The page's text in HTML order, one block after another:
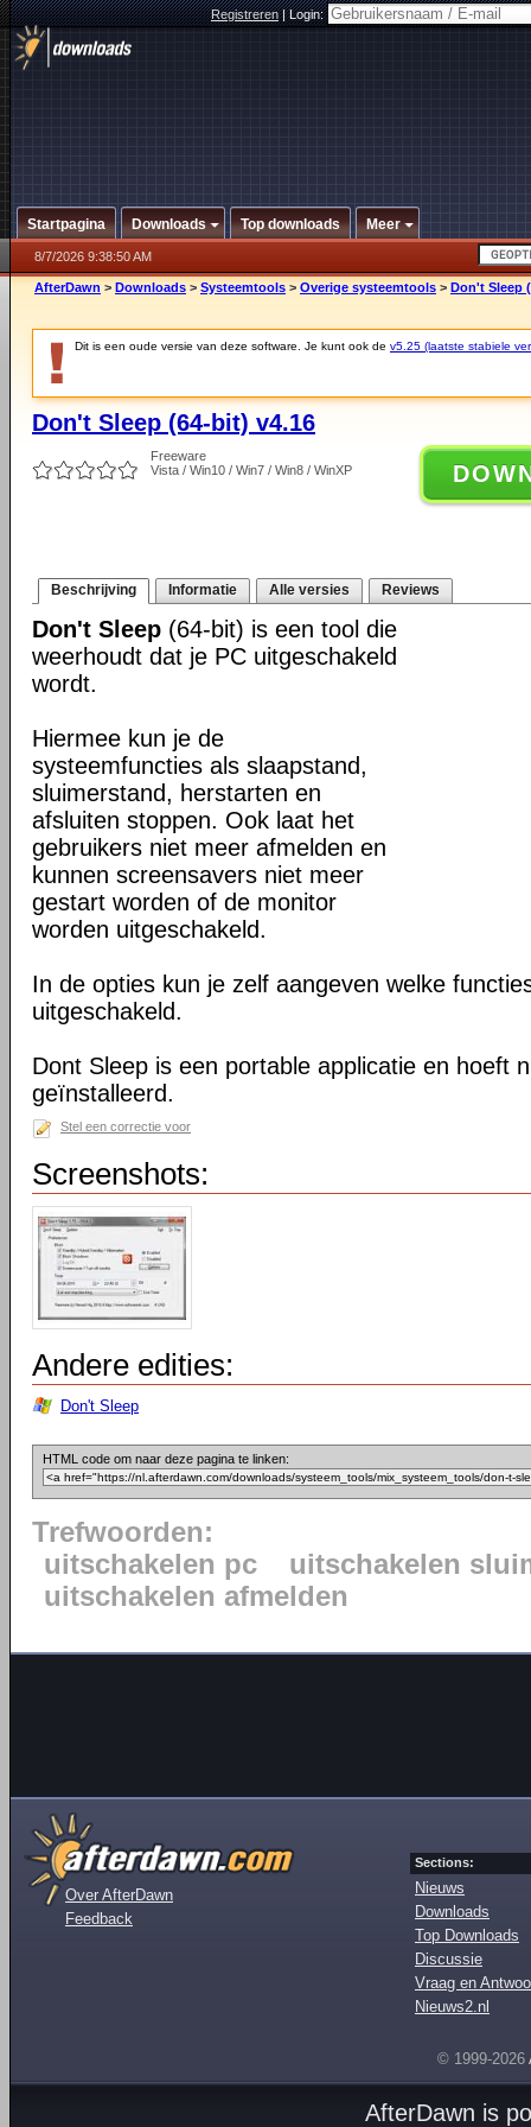
Registreren|Login:
Startpagina Downloads Top downloads Meer
8/7/2026 9:38:50 AM
AfterDawn > Downloads > Systeemtools > Overige systeemtools > Don't Sleep
Dit is een oude versie van deze software. Je kunt ook de v5.25 (laatste stabiele
Don't Sleep (64-bit) v4.16
Freeware
Vista / Win10 / Win7 / Win8 / WinXP
Beschrijving Informatie Alle versies Reviews
Don't Sleep (64-bit) is een tool die
weerhoudt dat je PC uitgeschakeld
wordt.
Hiermee kun je de
systeemfuncties als slaapstand,
sluimerstand, herstarten en
afsluiten stoppen. Ook laat het
gebruikers niet meer afmelden en
kunnen screensavers niet meer
gestart worden of de monitor
worden uitgeschakeld.
In de opties kun je zelf aangeven welke
uitgeschakeld.
Dont Sleep is een portable applicatie en hoeft
geïnstalleerd.
Stel een correctie voor
Screenshots:
Andere edities:
Don't Sleep
HTML code om naar deze pagina te linken:
Trefwoorden:
uitschakelen pc
uitschakelen
uitschakelen afmelden
Over AfterDawn
Feedback
Sections:
Nieuws
Downloads
Top Downloads
Discussie
Vraag en
Nieuws2.nl
© 1999-2026
AfterDawn is